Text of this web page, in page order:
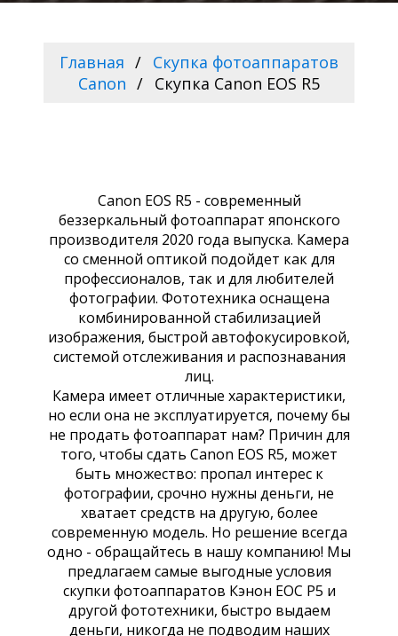
Главная
Скупка фотоаппаратов
Canon
Скупка Canon EOS R5
Canon EOS R5 - современный
беззеркальный фотоаппарат японского
производителя 2020 года выпуска. Камера
со сменной оптикой подойдет как для
профессионалов, так и для любителей
фотографии. Фототехника оснащена
комбинированной стабилизацией
изображения, быстрой автофокусировкой,
системой отслеживания и распознавания
лиц.
Камера имеет отличные характеристики,
но если она не эксплуатируется, почему бы
не продать фотоаппарат нам? Причин для
того, чтобы сдать Canon EOS R5, может
быть множество: пропал интерес к
фотографии, срочно нужны деньги, не
хватает средств на другую, более
современную модель. Но решение всегда
одно - обращайтесь в нашу компанию! Мы
предлагаем самые выгодные условия
скупки фотоаппаратов Кэнон ЕОС Р5 и
другой фототехники, быстро выдаем
деньги, никогда не подводим наших